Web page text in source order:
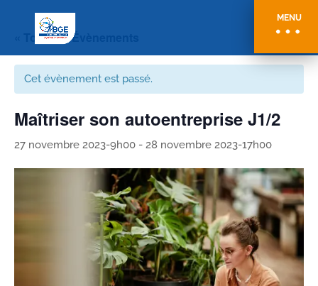
MENU
« Tous les Évènements
Cet évènement est passé.
Maîtriser son autoentreprise J1/2
27 novembre 2023-9h00 - 28 novembre 2023-17h00